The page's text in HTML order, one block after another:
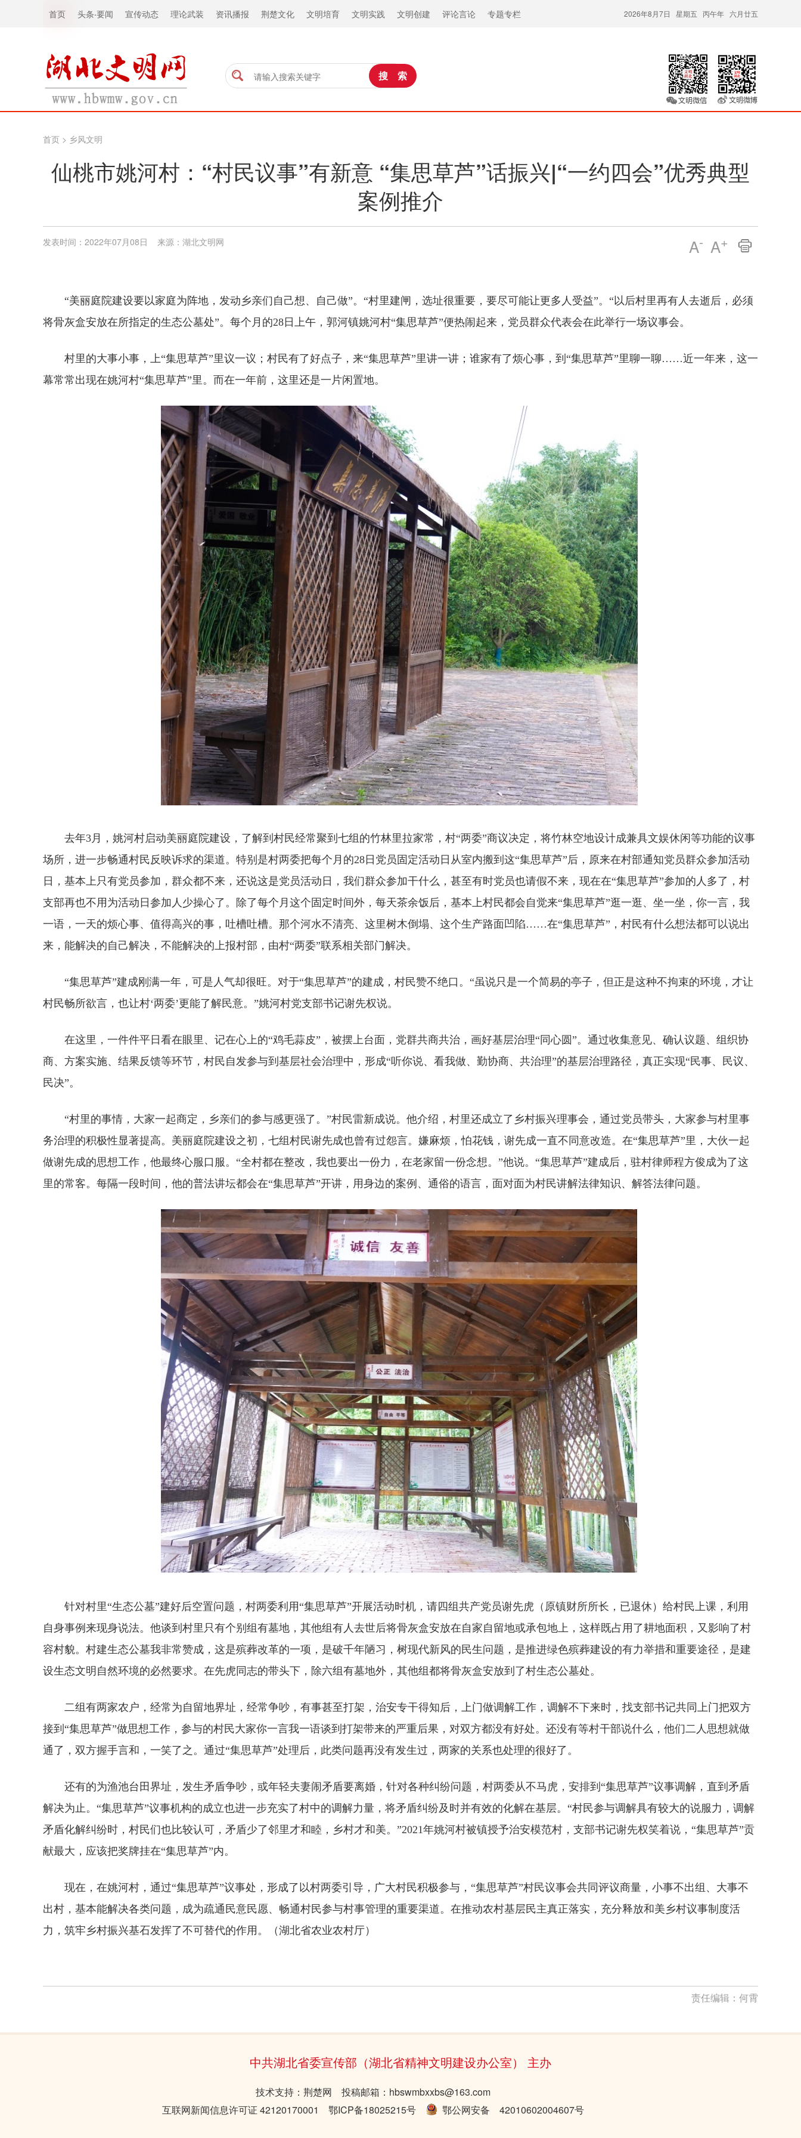
首页 头条·要闻 宣传动态 理论武装 资讯播报 荆楚文化 文明培育 文明实践 文明创建 评论言论 专题专栏 2026年8月7日 星期五 丙午年 六月廿五
首页 > 乡风文明
仙桃市姚河村：“村民议事”有新意 “集思草芦”话振兴|“一约四会”优秀典型
案例推介
A- A+
发表时间：2022年07月08日 来源：湖北文明网
“美丽庭院建设要以家庭为阵地，发动乡亲们自己想、自己做”。“村里建闸，选址很重要，要尽可能让更多人受益”。“以后村里再有人去逝后，必须
将骨灰盒安放在所指定的生态公墓处”。每个月的28日上午，郭河镇姚河村“集思草芦”便热闹起来，党员群众代表会在此举行一场议事会。
村里的大事小事，上“集思草芦”里议一议；村民有了好点子，来“集思草芦”里讲一讲；谁家有了烦心事，到“集思草芦”里聊一聊……近一年来，这一
幕常常出现在姚河村“集思草芦”里。而在一年前，这里还是一片闲置地。
去年3月，姚河村启动美丽庭院建设，了解到村民经常聚到七组的竹林里拉家常，村“两委”商议决定，将竹林空地设计成兼具文娱休闲等功能的议事
场所，进一步畅通村民反映诉求的渠道。特别是村两委把每个月的28日党员固定活动日从室内搬到这“集思草芦”后，原来在村部通知党员群众参加活动
日，基本上只有党员参加，群众都不来，还说这是党员活动日，我们群众参加干什么，甚至有时党员也请假不来，现在在“集思草芦”参加的人多了，村
支部再也不用为活动日参加人少操心了。除了每个月这个固定时间外，每天茶余饭后，基本上村民都会自觉来“集思草芦”逛一逛、坐一坐，你一言，我
一语，一天的烦心事、值得高兴的事，吐槽吐槽。那个河水不清亮、这里树木倒塌、这个生产路面凹陷……在“集思草芦”，村民有什么想法都可以说出
来，能解决的自己解决，不能解决的上报村部，由村“两委”联系相关部门解决。
“集思草芦”建成刚满一年，可是人气却很旺。对于“集思草芦”的建成，村民赞不绝口。“虽说只是一个简易的亭子，但正是这种不拘束的环境，才让
村民畅所欲言，也让村‘两委’更能了解民意。”姚河村党支部书记谢先权说。
在这里，一件件平日看在眼里、记在心上的“鸡毛蒜皮”，被摆上台面，党群共商共治，画好基层治理“同心圆”。通过收集意见、确认议题、组织协
商、方案实施、结果反馈等环节，村民自发参与到基层社会治理中，形成“听你说、看我做、勤协商、共治理”的基层治理路径，真正实现“民事、民议、
民决”。
“村里的事情，大家一起商定，乡亲们的参与感更强了。”村民雷新成说。他介绍，村里还成立了乡村振兴理事会，通过党员带头，大家参与村里事
务治理的积极性显著提高。美丽庭院建设之初，七组村民谢先成也曾有过怨言。嫌麻烦，怕花钱，谢先成一直不同意改造。在“集思草芦”里，大伙一起
做谢先成的思想工作，他最终心服口服。“全村都在整改，我也要出一份力，在老家留一份念想。”他说。“集思草芦”建成后，驻村律师程方俊成为了这
里的常客。每隔一段时间，他的普法讲坛都会在“集思草芦”开讲，用身边的案例、通俗的语言，面对面为村民讲解法律知识、解答法律问题。
针对村里“生态公墓”建好后空置问题，村两委利用“集思草芦”开展活动时机，请四组共产党员谢先虎（原镇财所所长，已退休）给村民上课，利用
自身事例来现身说法。他谈到村里只有个别组有墓地，其他组有人去世后将骨灰盒安放在自家自留地或承包地上，这样既占用了耕地面积，又影响了村
容村貌。村建生态公墓我非常赞成，这是殡葬改革的一项，是破千年陋习，树现代新风的民生问题，是推进绿色殡葬建设的有力举措和重要途径，是建
设生态文明自然环境的必然要求。在先虎同志的带头下，除六组有墓地外，其他组都将骨灰盒安放到了村生态公墓处。
二组有两家农户，经常为自留地界址，经常争吵，有事甚至打架，治安专干得知后，上门做调解工作，调解不下来时，找支部书记共同上门把双方
接到“集思草芦”做思想工作，参与的村民大家你一言我一语谈到打架带来的严重后果，对双方都没有好处。还没有等村干部说什么，他们二人思想就做
通了，双方握手言和，一笑了之。通过“集思草芦”处理后，此类问题再没有发生过，两家的关系也处理的很好了。
还有的为渔池台田界址，发生矛盾争吵，或年轻夫妻闹矛盾要离婚，针对各种纠纷问题，村两委从不马虎，安排到“集思草芦”议事调解，直到矛盾
解决为止。“集思草芦”议事机构的成立也进一步充实了村中的调解力量，将矛盾纠纷及时并有效的化解在基层。“村民参与调解具有较大的说服力，调解
矛盾化解纠纷时，村民们也比较认可，矛盾少了邻里才和睦，乡村才和美。”2021年姚河村被镇授予治安模范村，支部书记谢先权笑着说，“集思草芦”贡
献最大，应该把奖牌挂在“集思草芦”内。
现在，在姚河村，通过“集思草芦”议事处，形成了以村两委引导，广大村民积极参与，“集思草芦”村民议事会共同评议商量，小事不出组、大事不
出村，基本能解决各类问题，成为疏通民意民愿、畅通村民参与村事管理的重要渠道。在推动农村基层民主真正落实，充分释放和美乡村议事制度活
力，筑牢乡村振兴基石发挥了不可替代的作用。（湖北省农业农村厅）
责任编辑： 何霄
中共湖北省委宣传部（湖北省精神文明建设办公室） 主办
技术支持：荆楚网 投稿邮箱：hbswmbxxbs@163.com
互联网新闻信息许可证 42120170001
鄂ICP备18025215号 鄂公网安备 42010602004607号